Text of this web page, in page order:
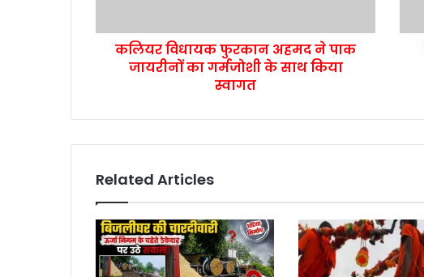
कलियर विधायक फुरकान अहमद ने पाक
जायरीनों का गर्मजोशी के साथ किया
स्वागत
Related Articles